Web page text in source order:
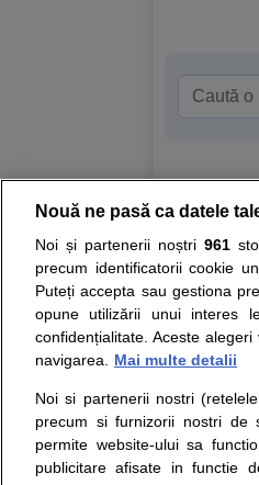
Resurse:
Opiniile
nici
ii punem
Despre noi
Contact
Intrebari
Consultanti
Nouă ne pasă ca datele
Noi și partenerii noștri 961
precum identificatorii cookie
Puteți accepta sau gestiona
opune utilizării unui interes
confidențialitate. Aceste
navigarea.
Mai multe detalii
Noi si partenerii nostri
precum si furnizorii nostri de
permite website-ului sa
publicitare afisate in functie